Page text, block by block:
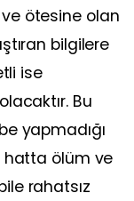
ötesine olan
bilgilere
ise
Bu
yapmadığı
hatta ölüm ve
rahatsız